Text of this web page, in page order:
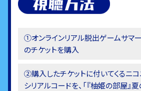
①オンラインリアル脱出ゲームサマ
のチケットを購入
②購入したチケットに付いてくるニ
シリアルコードを、「『柚姫の部屋』